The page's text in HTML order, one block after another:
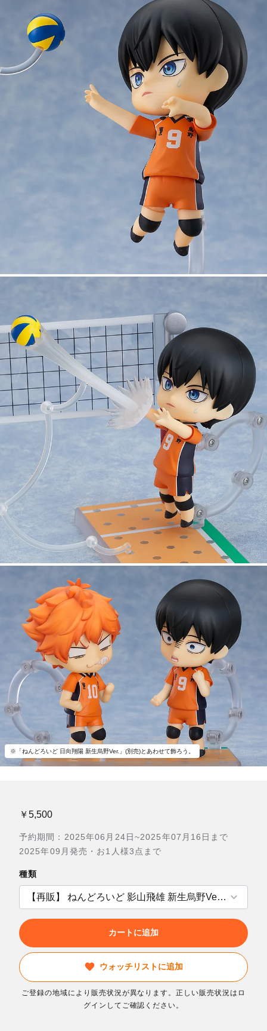
※「ねんどろいど 日向翔陽 新生烏野Ver.」(別売)とあわせて飾ろう。
￥5,500
予約期間：2025年06月24日~2025年07月16日まで
2025年09月発売・お1人様3点まで
種類
カートに追加
ウォッチリストに追加
ご登録の地域により販売状況が異なります。正しい販売状況はロ
グインしてご確認ください。